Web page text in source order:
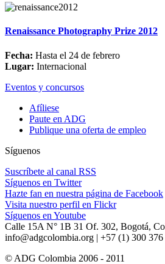
Renaissance Photography Prize 2012
Fecha: Hasta el 24 de febrero
Lugar: Internacional
Eventos y concursos
Afíliese
Paute en ADG
Publique una oferta de empleo
Síguenos
Suscríbete al canal RSS
Síguenos en Twitter
Hazte fan en nuestra página de Facebook
Visita nuestro perfil en Flickr
Síguenos en Youtube
Calle 15A N° 1B 31 Of. 302, Bogotá,
info@adgcolombia.org | +57 (1) 300
© ADG Colombia 2006 - 2011